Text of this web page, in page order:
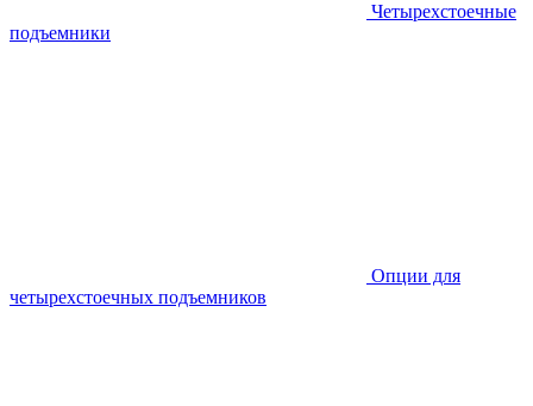
Четырехстоечные
подъемники
Опции для
четырехстоечных подъемников